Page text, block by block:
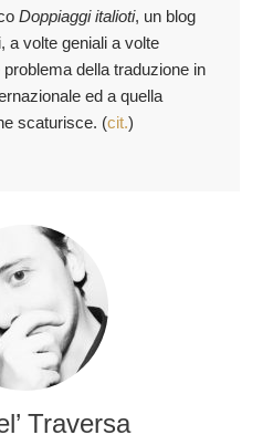
Doppiaggi italioti, un blog
a volte geniali a volte
della traduzione in
ed a quella
scaturisce. (cit.)
Traversa